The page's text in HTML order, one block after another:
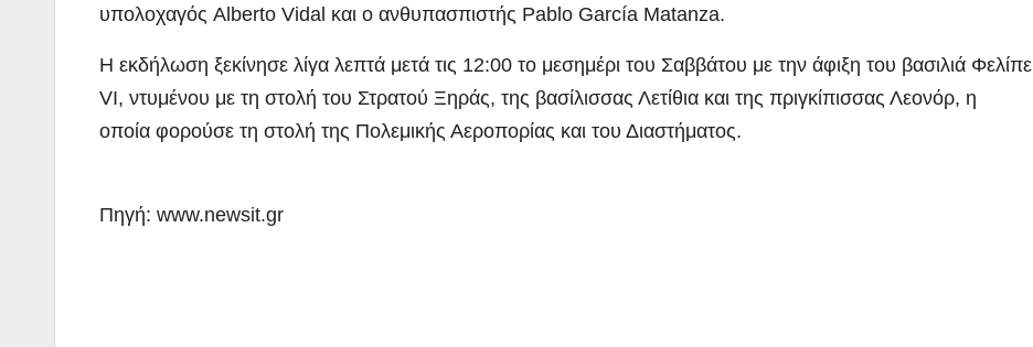
υπολοχαγός Alberto Vidal και ο ανθυπασπιστής Pablo García Matanza.
Η εκδήλωση ξεκίνησε λίγα λεπτά μετά τις 12:00 το μεσημέρι του Σαββάτου με την άφιξη του βασιλιά Φελίπε
VI, ντυμένου με τη στολή του Στρατού Ξηράς, της βασίλισσας Λετίθια και της πριγκίπισσας Λεονόρ, η
οποία φορούσε τη στολή της Πολεμικής Αεροπορίας και του Διαστήματος.
Πηγή: www.newsit.gr